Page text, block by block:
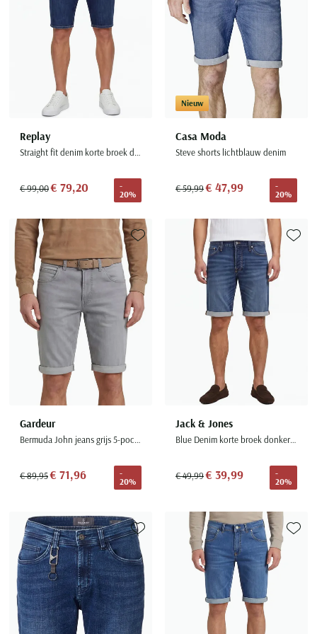
Replay
Straight fit denim korte broek donkerblauw
€ 99,00€ 79,20
-
20%
Casa Moda
Steve shorts lichtblauw denim
€ 59,99€ 47,99
-
20%
Nieuw
Gardeur
Bermuda John jeans grijs 5-pocket
€ 89,95€ 71,96
-
20%
Toevoegen aan favorieten
Jack & Jones
Blue Denim korte broek donkerblauw
€ 49,99€ 39,99
-
20%
Toevoegen aan favorieten